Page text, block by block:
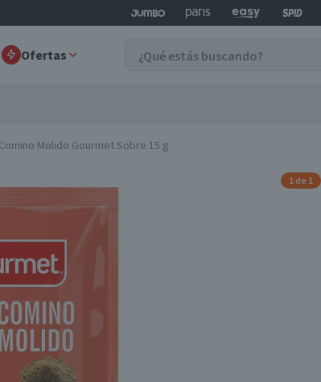
Ofertas
Comino Molido Gourmet Sobre 15 g
1 de 1